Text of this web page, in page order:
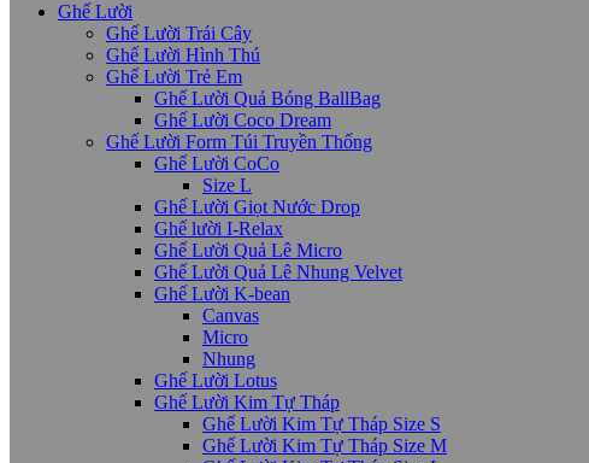
Ghế Lười
Ghế Lười Trái Cây
Ghế Lười Hình Thú
Ghế Lười Trẻ Em
Ghế Lười Quả Bóng BallBag
Ghế Lười Coco Dream
Ghế Lười Form Túi Truyền Thống
Ghế Lười CoCo
Size L
Ghế Lười Giọt Nước Drop
Ghế lười I-Relax
Ghế Lười Quả Lê Micro
Ghế Lười Quả Lê Nhung Velvet
Ghế Lười K-bean
Canvas
Micro
Nhung
Ghế Lười Lotus
Ghế Lười Kim Tự Tháp
Ghế Lười Kim Tự Tháp Size S
Ghế Lười Kim Tự Tháp Size M